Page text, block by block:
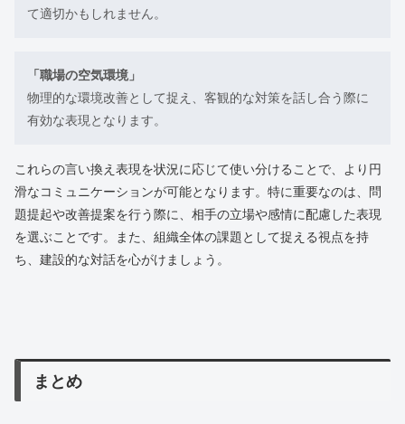
て適切かもしれません。
「職場の空気環境」
物理的な環境改善として捉え、客観的な対策を話し合う際に
有効な表現となります。
これらの言い換え表現を状況に応じて使い分けることで、より円
滑なコミュニケーションが可能となります。特に重要なのは、問
題提起や改善提案を行う際に、相手の立場や感情に配慮した表現
を選ぶことです。また、組織全体の課題として捉える視点を持
ち、建設的な対話を心がけましょう。
まとめ